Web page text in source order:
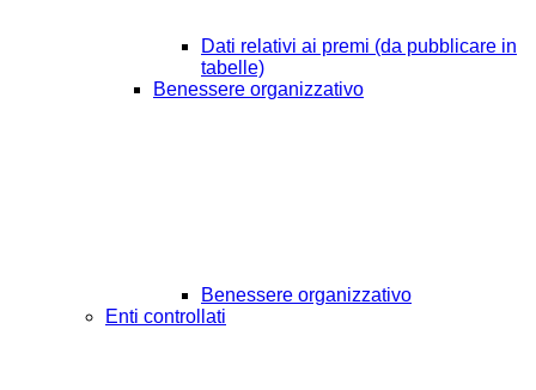
Dati relativi ai premi (da pubblicare in
tabelle)
Benessere organizzativo
Benessere organizzativo
Enti controllati